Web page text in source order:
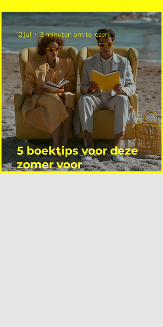
5 boektips voor deze
zomer voor
12 jul 3 minuten om te lezen